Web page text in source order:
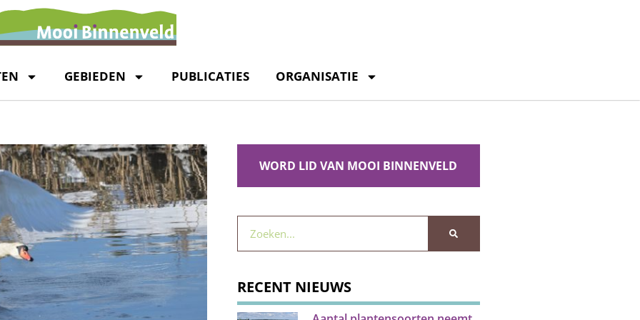
GEBIEDEN PUBLICATIES ORGANISATIE
WORD LID VAN MOOI BINNENVELD
RECENT NIEUWS